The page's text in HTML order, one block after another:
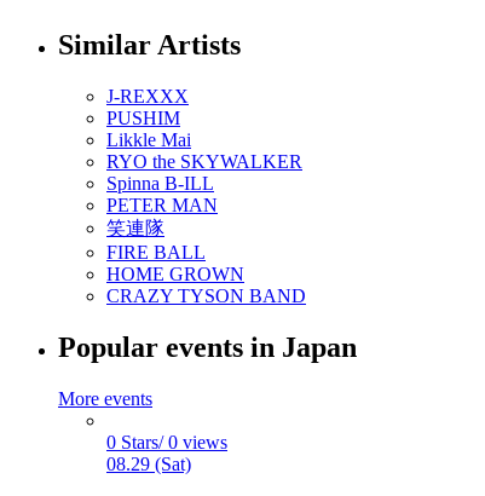
Similar Artists
J-REXXX
PUSHIM
Likkle Mai
RYO the SKYWALKER
Spinna B-ILL
PETER MAN
笑連隊
FIRE BALL
HOME GROWN
CRAZY TYSON BAND
Popular events in Japan
More events
0 Stars/ 0 views
08.29 (Sat)